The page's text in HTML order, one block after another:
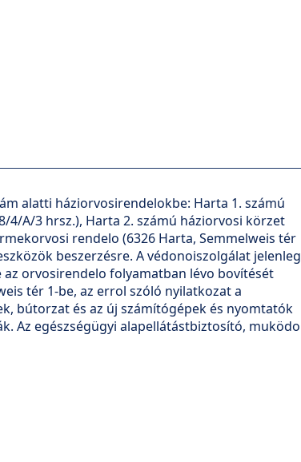
alatti háziorvosirendelokbe: Harta 1. számú
4/A/3 hrsz.), Harta 2. számú háziorvosi körzet
rendelo (6326 Harta, Semmelweis tér
beszerzésre. A védonoiszolgálat jelenleg
az orvosirendelo folyamatban lévo bovítését
tér 1-be, az errol szóló nyilatkozat a
bútorzat és az új számítógépek és nyomtatók
Az egészségügyi alapellátástbiztosító, muködo